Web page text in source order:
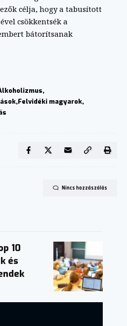
célja, hogy a tabusított
csökkentsék a
bátorítsanak
Felvidéki magyarok
Nincs hozzászólás
10
és